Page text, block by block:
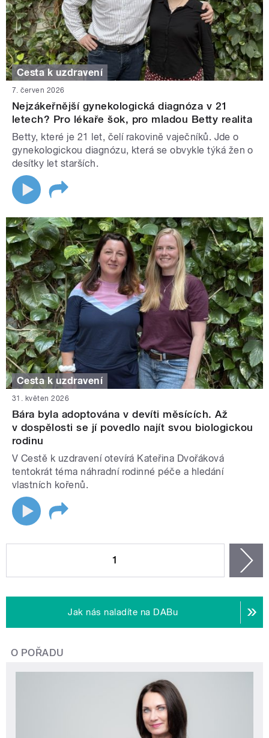
Cesta k uzdravení
7. červen 2026
Nejzákeřnější gynekologická diagnóza v 21
letech? Pro lékaře šok, pro mladou Betty realita
Betty, které je 21 let, čelí rakovině vaječníků. Jde o
gynekologickou diagnózu, která se obvykle týká žen o
desítky let starších.
Cesta k uzdravení
31. květen 2026
Bára byla adoptována v devíti měsících. Až
v dospělosti se jí povedlo najít svou biologickou
rodinu
V Cestě k uzdravení otevírá Kateřina Dvořáková
tentokrát téma náhradní rodinné péče a hledání
vlastních kořenů.
1
Jak nás naladíte na DABu
O POŘADU